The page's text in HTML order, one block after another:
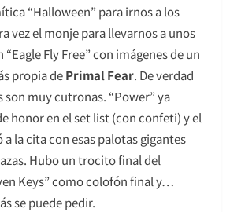
“Halloween” para irnos a los
vez el monje para llevarnos a unos
Fly Free” con imágenes de un
propia dePrimal Fear. De verdad
son muy cutronas. “Power” ya
honor en el set list (con confeti) y el
a la cita con esas palotas gigantes
Hubo un trocito final del
Keys” como colofón final y…
se puede pedir.